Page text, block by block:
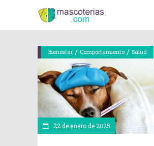
Bienestar / Comportamiento / Salud
22 de enero de 2025